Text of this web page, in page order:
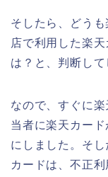
そしたら、どう
店で利用した楽
は？と、判断して
なので、すぐに
当者に楽天カー
にしました。そ
カードは、不正